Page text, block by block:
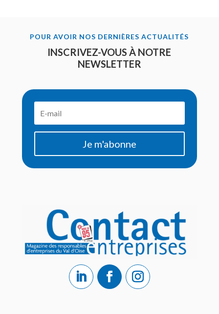
POUR AVOIR NOS DERNIÈRES ACTUALITÉS
INSCRIVEZ-VOUS À NOTRE
NEWSLETTER
Je m'abonne